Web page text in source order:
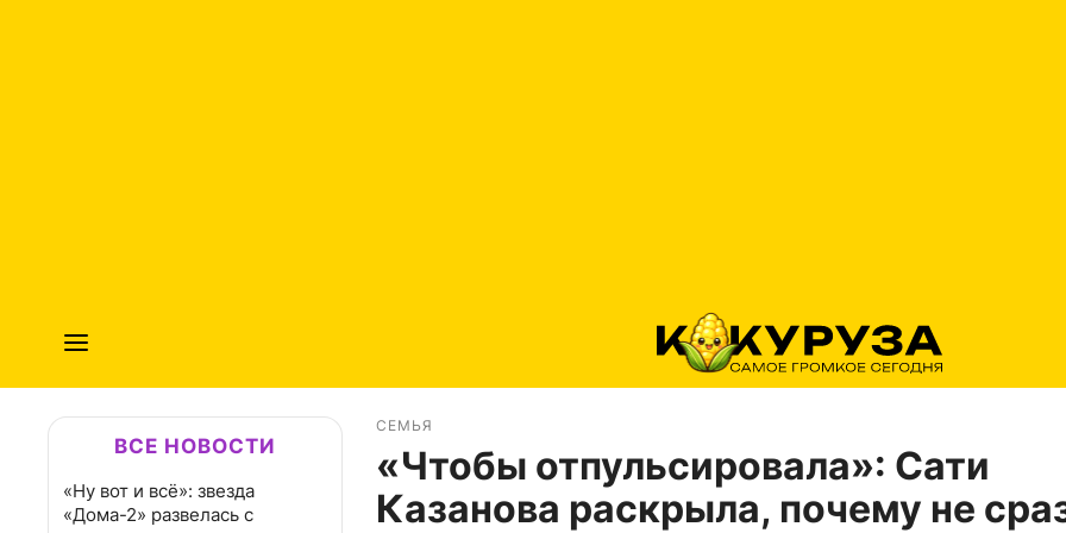
ВСЕ НОВОСТИ
«Ну вот и всё»: звезда
«Дома-2» развелась с
СЕМЬЯ
«Чтобы отпульсировала»: Сати
Казанова раскрыла, почему не